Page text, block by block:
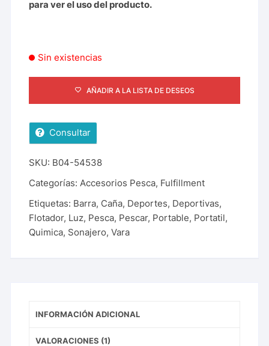
para ver el uso del producto.
Sin existencias
AÑADIR A LA LISTA DE DESEOS
Consultar
SKU: B04-54538
Categorías:Accesorios Pesca, Fulfillment
Etiquetas: Barra, Caña, Deportes, Deportivas,
Flotador, Luz, Pesca, Pescar, Portable, Portatil,
Quimica, Sonajero,Vara
INFORMACIÓN ADICIONAL
VALORACIONES (1)